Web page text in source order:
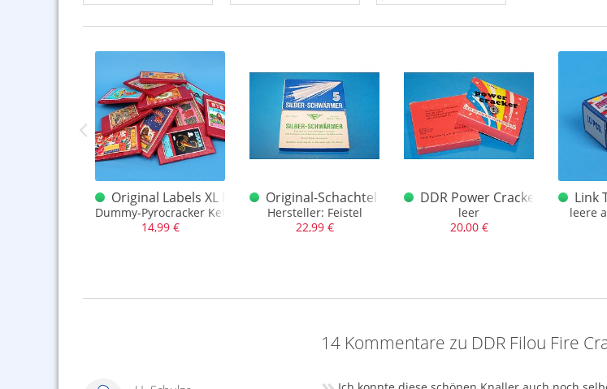
of Fire Lady Cracker 700
Lady Cracker Päckchen
Original Labels XL Deko Knallkette
Dummy-Pyrocracker Kette mit sehr alten Labels
14,99 €
Original-Schachtel Feistel Silber-Schwärmer
Hersteller: Feistel
22,99 €
DDR Power Cracker Schachtel
leer
20,00 €
Link
leere
14 Kommentare zu DDR Filou Fire